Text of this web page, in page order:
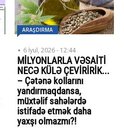
ARAŞDIRMA
6 İyul, 2026 - 12:44
MİLYONLARLA VƏSAİTİ
NECƏ KÜLƏ ÇEVİRİRİK...
– Çətənə kollarını
yandırmaqdansa,
müxtəlif sahələrdə
istifadə etmək daha
yaxşı olmazmı?!